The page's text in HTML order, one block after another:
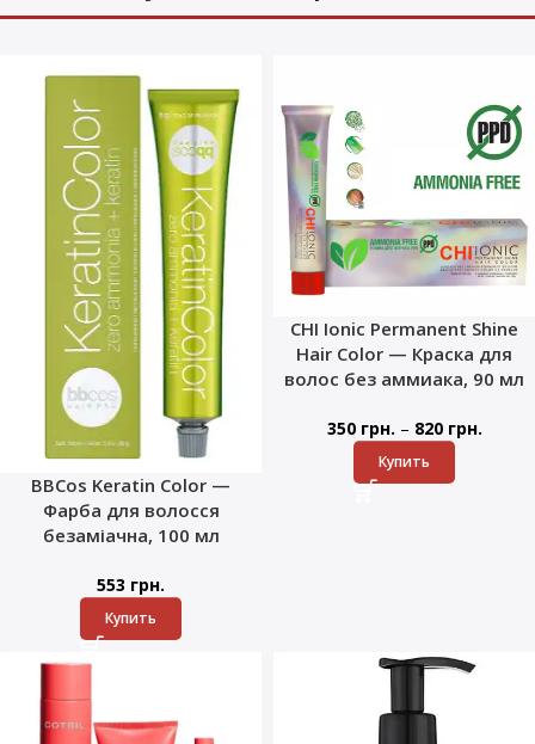
BBCos Keratin Color —
Фарба для волосся
безаміачна, 100 мл
553 грн.
Купить
CHI Ionic Permanent Shine
Hair Color — Краска для
волос без аммиака, 90 мл
350 грн. – 820 грн.
Купить